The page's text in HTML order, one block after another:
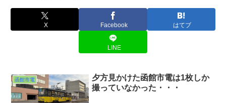
X Facebook はてブ
LINE
函館市電
夕方見かけた函館市電は1枚しか
撮っていなかった・・・